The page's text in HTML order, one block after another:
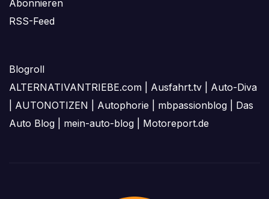
Abonnieren
RSS-Feed
Blogroll
ALTERNATIVANTRIEBE.com
Ausfahrt.tv
Auto-Diva
AUTONOTIZEN Autophorie mbpassionblog
Das
Auto Blog
mein-auto-blog Motoreport.de